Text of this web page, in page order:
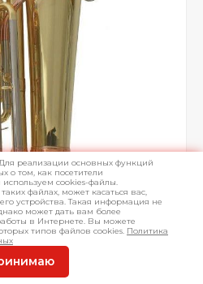
реализации основных функций
о том, как посетители
cookies-файлы.
файлах, может касаться вас,
устройства. Такая информация не
может дать вам более
в Интернете. Вы можете
типов файлов cookies. Политика